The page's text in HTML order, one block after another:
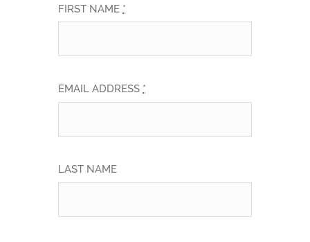
FIRST NAME *
EMAIL ADDRESS *
LAST NAME